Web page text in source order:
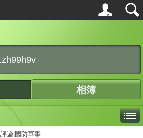
相簿
論|國防軍事